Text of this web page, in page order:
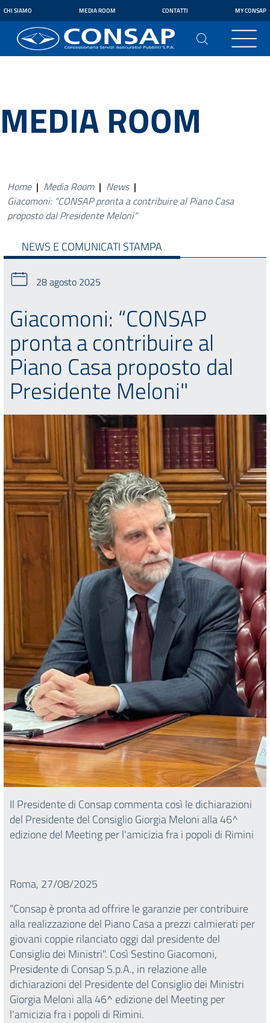
CHI SIAMO MEDIA ROOM CONTATTI MY CONSAP
MEDIA ROOM
Home | Media Room | News |
Giacomoni: “CONSAP pronta a contribuire al Piano Casa
proposto dal Presidente Meloni"
NEWS E COMUNICATI STAMPA
28 agosto 2025
Giacomoni: “CONSAP
pronta a contribuire al
Piano Casa proposto dal
Presidente Meloni"
Il Presidente di Consap commenta così le dichiarazioni
del Presidente del Consiglio Giorgia Meloni alla 46^
edizione del Meeting per l'amicizia fra i popoli di Rimini
Roma, 27/08/2025
“Consap è pronta ad offrire le garanzie per contribuire
alla realizzazione del Piano Casa a prezzi calmierati per
giovani coppie rilanciato oggi dal presidente del
Consiglio dei Ministri". Così Sestino Giacomoni,
Presidente di Consap S.p.A., in relazione alle
dichiarazioni del Presidente del Consiglio dei Ministri
Giorgia Meloni alla 46^ edizione del Meeting per
l'amicizia fra i popoli di Rimini.